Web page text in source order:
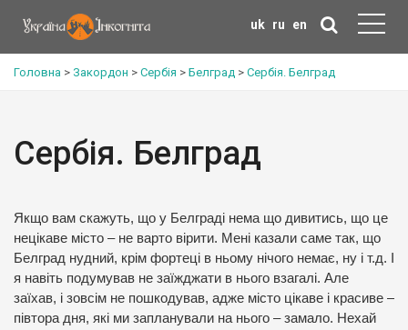
uk ru en
Головна > Закордон > Сербія > Белград > Сербія. Белград
Сербія. Белград
Якщо вам скажуть, що у Белграді нема що дивитись, що це
нецікаве місто – не варто вірити. Мені казали саме так, що
Белград нудний, крім фортеці в ньому нічого немає, ну і т.д. І
я навіть подумував не заїжджати в нього взагалі. Але
заїхав, і зовсім не пошкодував, адже місто цікаве і красиве –
півтора дня, які ми запланували на нього – замало. Нехай